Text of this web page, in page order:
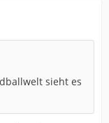
sieht es